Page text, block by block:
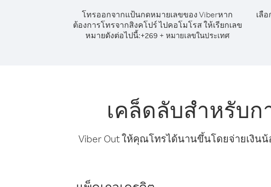
โทรออกจากแป้นกดหมายเลขของ Viberหาก
ต้องการโทรจากสิงคโปร์ ไปคอโมโรส ให้เรียกเลข
หมายดังต่อไปนี้:+269 + หมายเลขในประเทศ
เลื
เคล็ดลับสำหรับก
Viber Out ให้คุณโทรได้นานขึ้นโดยจ่ายเงิน